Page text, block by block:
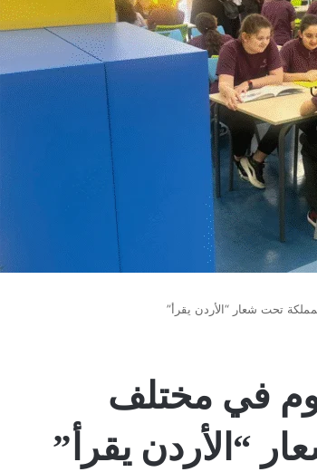
تحت شعار “الأردن يقرأ”
في مختلف
“الأردن يقرأ”